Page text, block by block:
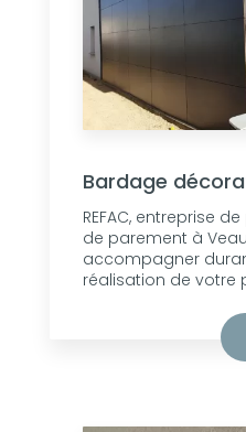
Bardage
REFAC, entreprise
de parement à
accompagner
réalisation de votre